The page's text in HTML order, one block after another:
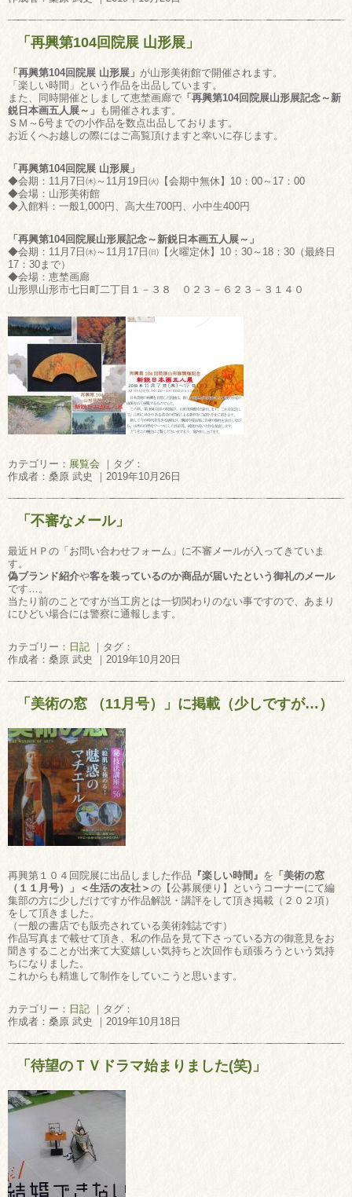
「再興第104回院展 山形展」
「再興第104回院展 山形展」 が山形美術館で開催されます。
「楽しい時間」という作品を出品しています。
また、同時開催としまして恵埜画廊で 「再興第104回院展山形展記念～新
鋭日本画五人展～」 も開催されます。
ＳＭ～6号までの小作品を数点出品しております。
お近くへお越しの際にはご高覧頂けますと幸いに存じます。
「再興第104回院展 山形展」
◆会期：11月7日㈭～11月19日㈫【会期中無休】10：00～17：00
◆会場：山形美術館
◆入館料：一般1,000円、高大生700円、小中生400円
「再興第104回院展山形展記念～新鋭日本画五人展～」
◆会期：11月7日㈭～11月17日㈰【火曜定休】10：30～18：30（最終日
17：30まで）
◆会場：恵埜画廊
山形県山形市七日町二丁目１－３８ ０２３－６２３－３１４０
カテゴリー： 展覧会 ｜タグ：
作成者：桑原 武史 ｜2019年10月26日
「不審なメール」
最近ＨＰの「お問い合わせフォーム」に不審メールが入ってきていま
す。
偽ブランド紹介や客を装っているのか商品が届いたという御礼のメール
です…。
当たり前のことですが当工房とは一切関わりのない事ですので、あまり
にひどい場合には警察に通報します。
カテゴリー： 日記 ｜タグ：
作成者：桑原 武史 ｜2019年10月20日
「美術の窓 （11月号）」に掲載（少しですが…）
再興第１０４回院展に出品しました作品 『楽しい時間』 を 「美術の窓
（１１月号）」＜生活の友社＞ の【公募展便り】というコーナーにて編
集部の方に少しだけですが作品解説・講評をして頂き掲載（２０２項）
をして頂きました。
（一般の書店でも販売されている美術雑誌です）
作品写真まで載せて頂き、私の作品を見て下さっている方の御意見をお
聞きすることが出来て大変嬉しい気持ちと次回作も頑張ろうという気持
ちになりました。
これからも精進して制作をしていこうと思います。
カテゴリー： 日記 ｜タグ：
作成者：桑原 武史 ｜2019年10月18日
「待望のＴＶドラマ始まりました(笑)」